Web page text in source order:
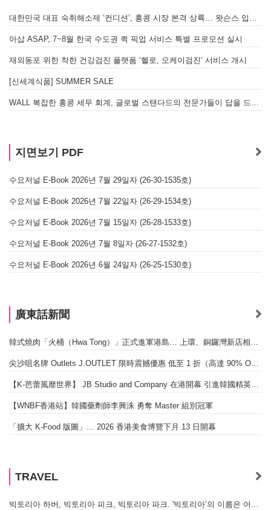
대한민국 대표 숙취해소제 ‘컨디션’, 홍콩 시장 본격 상륙… 왓슨스 입점 기념 할인 행사 진행
아삽 ASAP, 7~8월 한국 수도권 퀵 픽업 서비스 특별 프로모션 실시
재외동포 위한 착한 건강검진 플랫폼 ‘헬로, 오케이검진’ 서비스 개시
[신세계식품] SUMMER SALE
WALL 복잡한 홍콩 세무 회계, 글로벌 스탠다드의 전문가들이 답을 드립니다! - 법인설립, 회계, 감사
지면보기 PDF
수요저널 E-Book 2026년 7월 29일자 (26-30-1535호)
수요저널 E-Book 2026년 7월 22일자 (26-29-1534호)
수요저널 E-Book 2026년 7월 15일자 (26-28-1533호)
수요저널 E-Book 2026년 7월 8일자 (26-27-1532호)
수요저널 E-Book 2026년 6월 24일자 (26-25-1530호)
廣東話新聞
韓式燒肉「火桶（Hwa Tong）」正式進軍港島… 上環、銅鑼灣新店相繼開幕
尖沙咀名牌 Outlets J.OUTLET 限時震撼優惠 低至 1 折（高達 90% OFF）
【K-芭蕾風靡世界】 JB Studio and Company 在港開幕 引進韓國精英芭蕾教育系統
【WNBF香港站】韓國藥劑師李興洙 勇奪 Master 組別冠軍
「擴大 K-Food 版圖」… 2026 香港美食博覽下月 13 日開幕
TRAVEL
빅토리아 하버, 빅토리아 피크, 빅토리아 파크. '빅토리아’의 이름은 어떻게 온 걸까? - [이승권 원장의 생활칼럼]